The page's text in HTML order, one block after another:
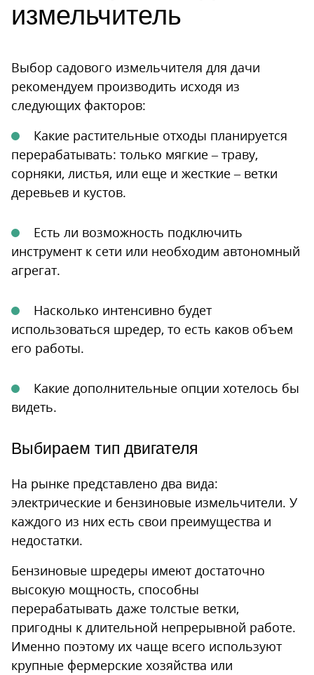
измельчитель
Выбор садового измельчителя для дачи
рекомендуем производить исходя из
следующих факторов:
Какие растительные отходы планируется
перерабатывать: только мягкие – траву,
сорняки, листья, или еще и жесткие – ветки
деревьев и кустов.
Есть ли возможность подключить
инструмент к сети или необходим автономный
агрегат.
Насколько интенсивно будет
использоваться шредер, то есть каков объем
его работы.
Какие дополнительные опции хотелось бы
видеть.
Выбираем тип двигателя
На рынке представлено два вида:
электрические и бензиновые измельчители. У
каждого из них есть свои преимущества и
недостатки.
Бензиновые шредеры имеют достаточно
высокую мощность, способны
перерабатывать даже толстые ветки,
пригодны к длительной непрерывной работе.
Именно поэтому их чаще всего используют
крупные фермерские хозяйства или